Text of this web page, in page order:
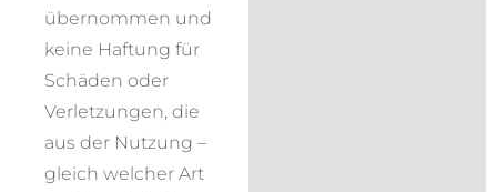
übernommen und
keine Haftung für
Schäden oder
Verletzungen, die
aus der Nutzung –
gleich welcher Art